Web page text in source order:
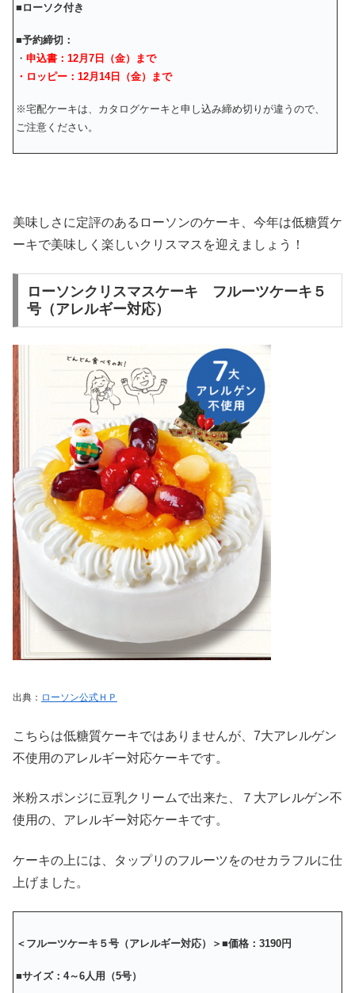
■ローソク付き
■予約締切：
・ 申込書：12月7日（金）まで
・ロッピー：12月14日（金）まで
※宅配ケーキは、カタログケーキと申し込み締め切りが違うので、
ご注意ください。
美味しさに定評のあるローソンのケーキ、今年は低糖質ケ
ーキで美味しく楽しいクリスマスを迎えましょう！
ローソンクリスマスケーキ フルーツケーキ５
号（アレルギー対応）
出典： ローソン公式ＨＰ
こちらは低糖質ケーキではありませんが、7大アレルゲン
不使用のアレルギー対応ケーキです。
米粉スポンジに豆乳クリームで出来た、７大アレルゲン不
使用の、アレルギー対応ケーキです。
ケーキの上には、タップリのフルーツをのせカラフルに仕
上げました。
＜フルーツケーキ５号（アレルギー対応）＞ ■価格：3190円
■サイズ：4～6人用（5号）